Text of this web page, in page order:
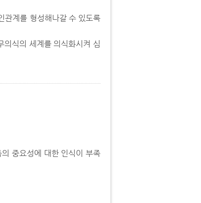
관계를 형성해나갈 수 있도록
식의 세계를 의식화시켜 심
중요성에 대한 인식이 부족